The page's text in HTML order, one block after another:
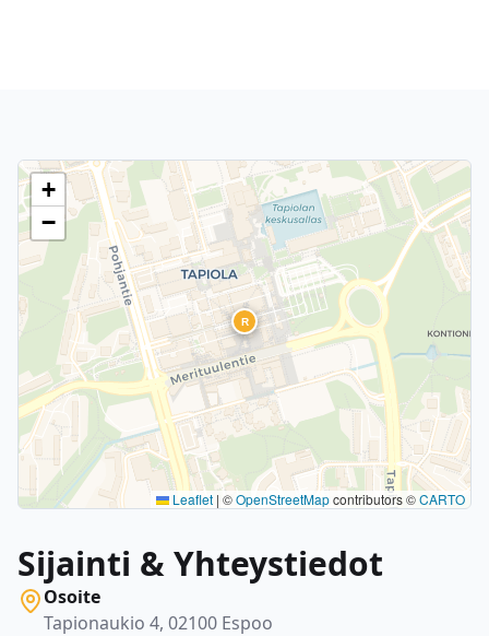
R
+
−
Leaflet | ©OpenStreetMapcontributors ©CARTO
Sijainti & Yhteystiedot
Osoite
Tapionaukio 4, 02100 Espoo